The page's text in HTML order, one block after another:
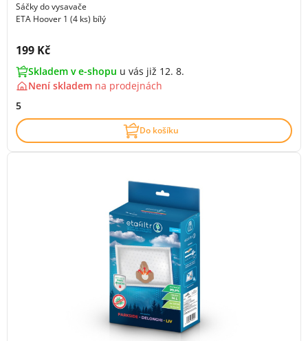
Sáčky do vysavače
ETA Hoover 1 (4 ks) bílý
Cena s DPH:
199 Kč
Skladem v e-shopu u vás již 12. 8.
Není skladem na prodejnách
5
Do košíku